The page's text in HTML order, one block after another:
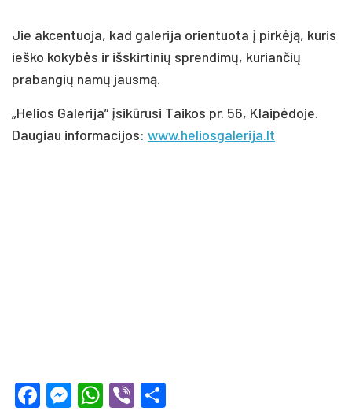
Jie akcentuoja, kad galerija orientuota į pirkėją, kuris
ieško kokybės ir išskirtinių sprendimų, kuriančių
prabangių namų jausmą.
„Helios Galerija” įsikūrusi Taikos pr. 56, Klaipėdoje.
Daugiau informacijos: www.heliosgalerija.lt
Facebook
Messenger
WhatsApp
Viber